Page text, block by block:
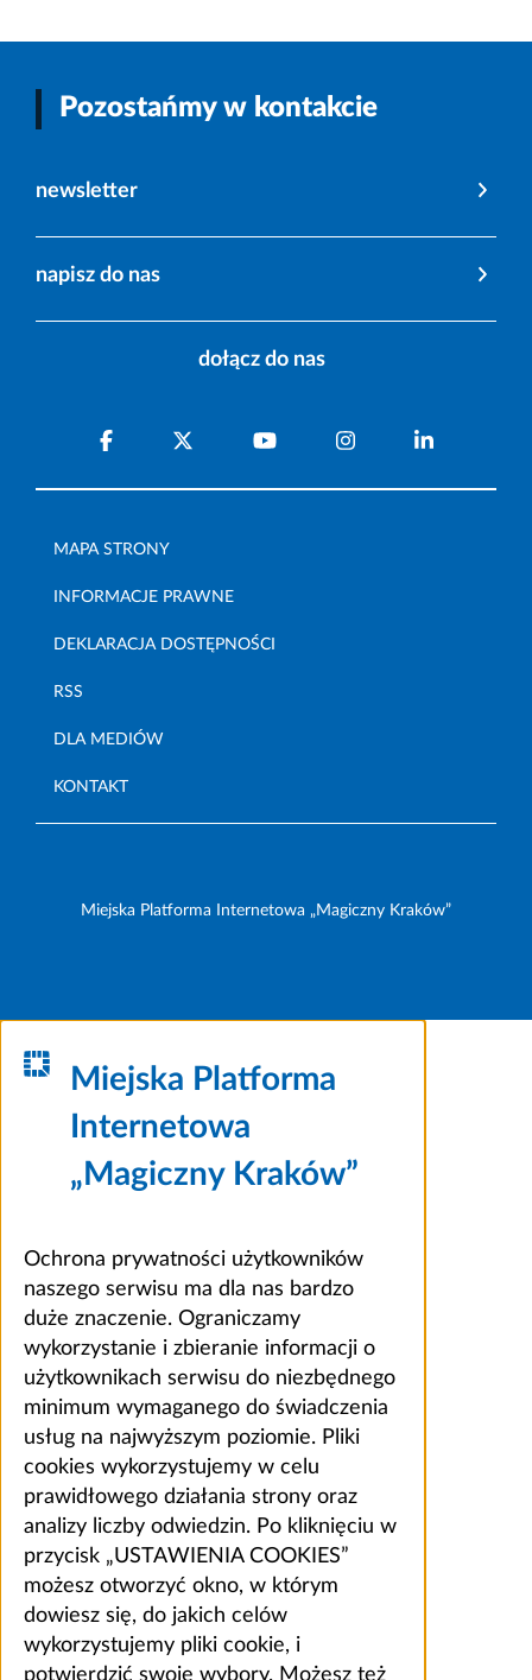
Pozostańmy w kontakcie
newsletter
napisz do nas
dołącz do nas
MAPA STRONY
INFORMACJE PRAWNE
DEKLARACJA DOSTĘPNOŚCI
RSS
DLA MEDIÓW
KONTAKT
Miejska Platforma Internetowa „Magiczny Kraków”
Miejska Platforma
Internetowa
„Magiczny Kraków”
Ochrona prywatności użytkowników
naszego serwisu ma dla nas bardzo
duże znaczenie. Ograniczamy
wykorzystanie i zbieranie informacji o
użytkownikach serwisu do niezbędnego
minimum wymaganego do świadczenia
usług na najwyższym poziomie. Pliki
cookies wykorzystujemy w celu
prawidłowego działania strony oraz
analizy liczby odwiedzin. Po kliknięciu w
przycisk „USTAWIENIA COOKIES”
możesz otworzyć okno, w którym
dowiesz się, do jakich celów
wykorzystujemy pliki cookie, i
potwierdzić swoje wybory. Możesz też